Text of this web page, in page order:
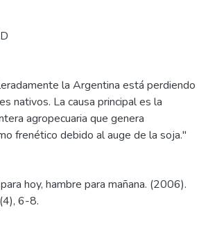
la Argentina está perdiendo
nativos. La causa principal es la
agropecuaria que genera
frenético debido al auge de la soja."
hoy, hambre para mañana. (2006).
6-8.